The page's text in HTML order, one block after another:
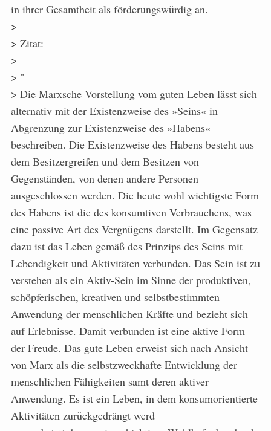
in ihrer Gesamtheit als förderungswürdig an.
>
> Zitat:
>
> "
> Die Marxsche Vorstellung vom guten Leben lässt sich
alternativ mit der Existenzweise des »Seins« in
Abgrenzung zur Existenzweise des »Habens«
beschreiben. Die Existenzweise des Habens besteht aus
dem Besitzergreifen und dem Besitzen von
Gegenständen, von denen andere Personen
ausgeschlossen werden. Die heute wohl wichtigste Form
des Habens ist die des konsumtiven Verbrauchens, was
eine passive Art des Ver­gnügens darstellt. Im Gegensatz
dazu ist das Leben gemäß des Prinzips des Seins mit
Lebendigkeit und Aktivitäten verbunden. Das Sein ist zu
verstehen als ein Aktiv-Sein im Sinne der produktiven,
schöpferischen, kreativen und selbstbestimmten
Anwendung der menschlichen Kräfte und bezieht sich
auf Erlebnisse. Damit verbunden ist eine aktive Form
der Freude. Das gute Leben erweist sich nach Ansicht
von Marx als die selbstzweckhafte Entwicklung der
menschlichen Fähigkeiten samt deren aktiver
Anwendung. Es ist ein Leben, in dem konsumorientierte
Aktivitäten zurückgedrängt werd